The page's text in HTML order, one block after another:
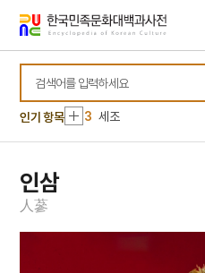
바로가기
바로가기
인기 항목
10
1 금성대군
2 봉산서원
3 세조
4 8·15광복
인삼
人蔘